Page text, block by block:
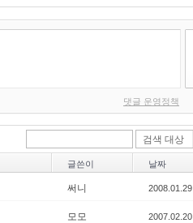
댓글 운영정책
검색 대상
글쓴이 날짜
써니 2008.01.29
모모 2007.02.20